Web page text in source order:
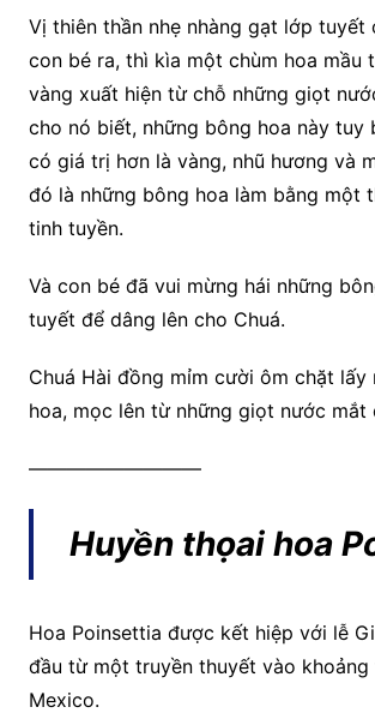
Vị thiên thần nhẹ nhàng gạt lớp tuyết
con bé ra, thì kìa một chùm hoa mầu
vàng xuất hiện từ chỗ những giọt
cho nó biết, những bông hoa này tuy
có giá trị hơn là vàng, nhũ hương và
đó là những bông hoa làm bằng một
tinh tuyền.
Và con bé đã vui mừng hái những
tuyết để dâng lên cho Chuá.
Chuá Hài đồng mỉm cười ôm chặt lấy
hoa, mọc lên từ những giọt nước mắt
—————————
Huyền thọai hoa
Hoa Poinsettia được kết hiệp với lễ
đầu từ một truyền thuyết vào khoảng
Mexico.